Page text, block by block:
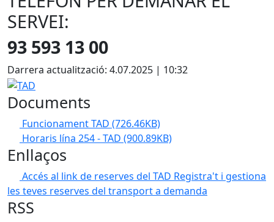
SERVEI:
93 593 13 00
Darrera actualització: 4.07.2025 | 10:32
TAD
Documents
Funcionament TAD (726.46KB)
Horaris lína 254 - TAD (900.89KB)
Enllaços
Accés al link de reserves del TAD Registra't i gestiona
les teves reserves del transport a demanda
RSS